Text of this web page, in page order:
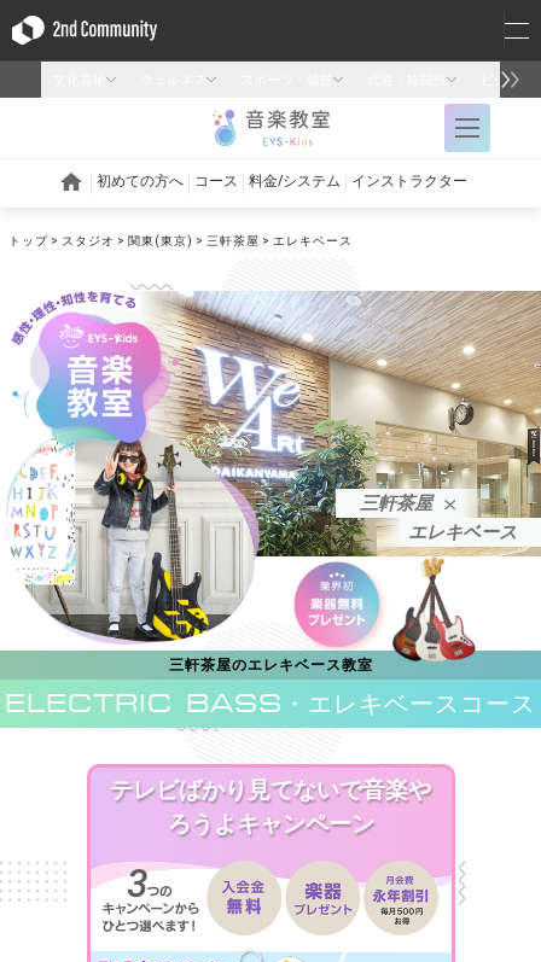
トップ スタジオ 関東(東京) 三軒茶屋 エレキベース
三軒茶屋
エレキベース
三軒茶屋のエレキベース教室
ELECTRIC BASS ・エレキベースコース
テレビばかり見てないで音楽や
ろうよキャンペーン